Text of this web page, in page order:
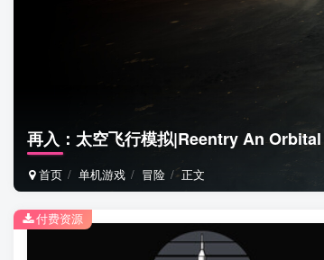
再入：太空飞行模拟|Reentry An
首页 单机游戏 冒险 正文
付费资源